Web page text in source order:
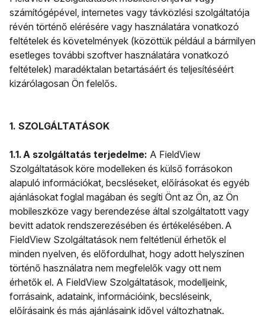
számítógépével, internetes vagy távközlési szolgáltatója
révén történő elérésére vagy használatára vonatkozó
feltételek és követelmények (közöttük például a bármilyen
esetleges további szoftver használatára vonatkozó
feltételek) maradéktalan betartásáért és teljesítéséért
kizárólagosan Ön felelős.
1. SZOLGÁLTATÁSOK
1.1. A szolgáltatás terjedelme: A FieldView
Szolgáltatások köre modelleken és külső forrásokon
alapuló információkat, becsléseket, előírásokat és egyéb
ajánlásokat foglal magában és segíti Önt az Ön, az Ön
mobileszköze vagy berendezése által szolgáltatott vagy
bevitt adatok rendszerezésében és értékelésében. A
FieldView Szolgáltatások nem feltétlenül érhetők el
minden nyelven, és előfordulhat, hogy adott helyszínen
történő használatra nem megfelelők vagy ott nem
érhetők el. A FieldView Szolgáltatások, modelljeink,
forrásaink, adataink, információink, becsléseink,
előírásaink és más ajánlásaink idővel változhatnak.